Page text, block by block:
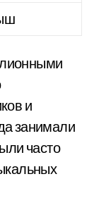
и
занимали
часто